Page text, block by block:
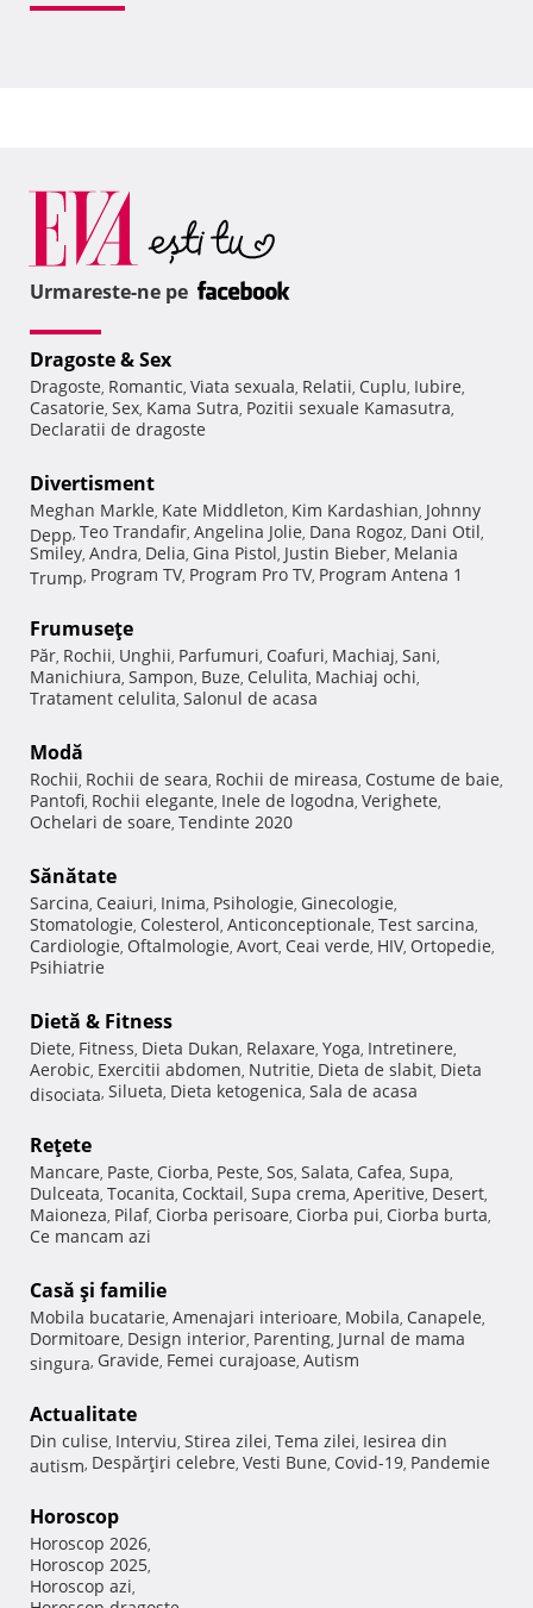
Urmareste-ne pe
Dragoste & Sex
Dragoste, Romantic, Viata sexuala, Relatii, Cuplu, Iubire,
Casatorie, Sex, Kama Sutra, Pozitii sexuale Kamasutra,
Declaratii de dragoste
Divertisment
Meghan Markle, Kate Middleton, Kim Kardashian, Johnny
Depp, Teo Trandafir, Angelina Jolie, Dana Rogoz, Dani Otil,
Smiley, Andra, Delia, Gina Pistol, Justin Bieber, Melania
Trump, Program TV, Program Pro TV, Program Antena 1
Frumuseţe
Păr, Rochii, Unghii, Parfumuri, Coafuri, Machiaj, Sani,
Manichiura, Sampon, Buze, Celulita, Machiaj ochi,
Tratament celulita, Salonul de acasa
Modă
Rochii, Rochii de seara, Rochii de mireasa, Costume de baie,
Pantofi, Rochii elegante, Inele de logodna, Verighete,
Ochelari de soare, Tendinte 2020
Sănătate
Sarcina, Ceaiuri, Inima, Psihologie, Ginecologie,
Stomatologie, Colesterol, Anticonceptionale, Test sarcina,
Cardiologie, Oftalmologie, Avort, Ceai verde, HIV, Ortopedie,
Psihiatrie
Dietă & Fitness
Diete, Fitness, Dieta Dukan, Relaxare, Yoga, Intretinere,
Aerobic, Exercitii abdomen, Nutritie, Dieta de slabit, Dieta
disociata, Silueta, Dieta ketogenica, Sala de acasa
Reţete
Mancare, Paste, Ciorba, Peste, Sos, Salata, Cafea, Supa,
Dulceata, Tocanita, Cocktail, Supa crema, Aperitive, Desert,
Maioneza, Pilaf, Ciorba perisoare, Ciorba pui, Ciorba burta,
Ce mancam azi
Casă şi familie
Mobila bucatarie, Amenajari interioare, Mobila, Canapele,
Dormitoare, Design interior, Parenting, Jurnal de mama
singura, Gravide, Femei curajoase, Autism
Actualitate
Din culise, Interviu, Stirea zilei, Tema zilei, Iesirea din
autism, Despărţiri celebre, Vesti Bune, Covid-19, Pandemie
Horoscop
Horoscop 2026,
Horoscop 2025,
Horoscop azi,